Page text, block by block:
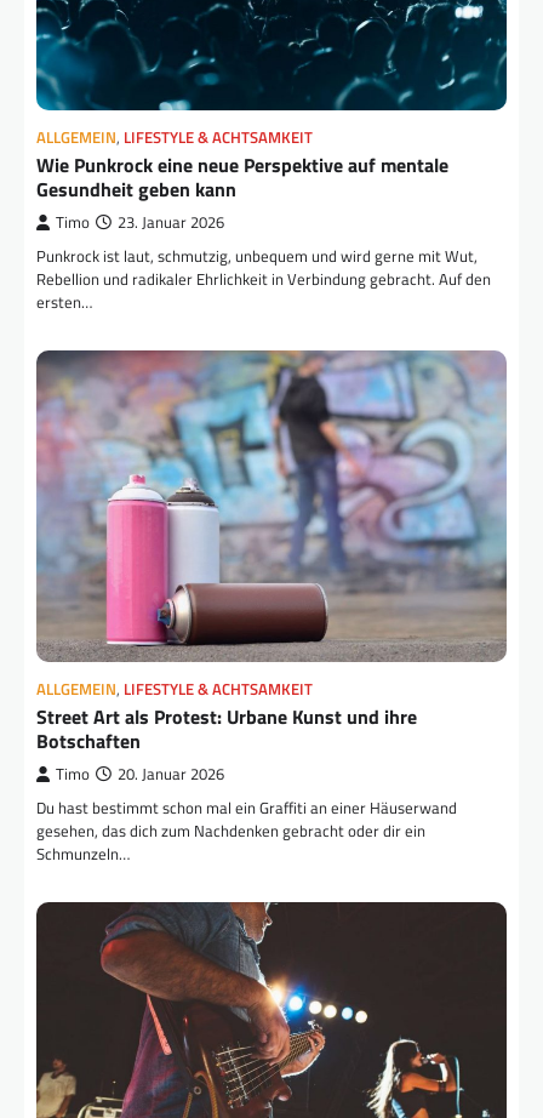
ALLGEMEIN, LIFESTYLE & ACHTSAMKEIT
Wie Punkrock eine neue Perspektive auf mentale
Gesundheit geben kann
Timo 23. Januar 2026
Punkrock ist laut, schmutzig, unbequem und wird gerne mit Wut,
Rebellion und radikaler Ehrlichkeit in Verbindung gebracht. Auf den
ersten…
ALLGEMEIN, LIFESTYLE & ACHTSAMKEIT
Street Art als Protest: Urbane Kunst und ihre
Botschaften
Timo 20. Januar 2026
Du hast bestimmt schon mal ein Graffiti an einer Häuserwand
gesehen, das dich zum Nachdenken gebracht oder dir ein
Schmunzeln…